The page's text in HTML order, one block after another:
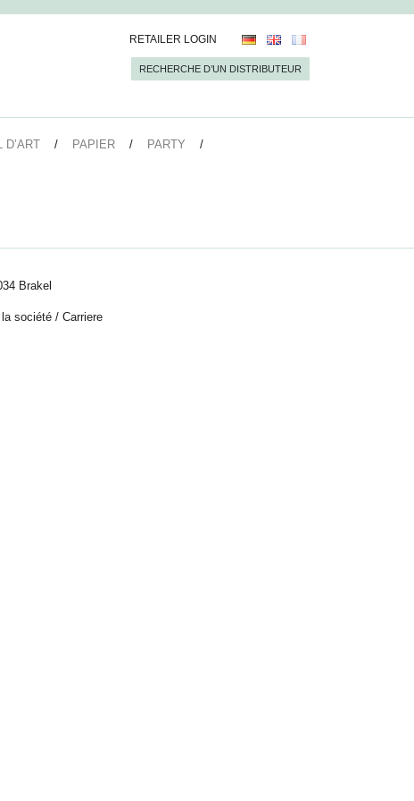
RETAILER LOGIN
RECHERCHE D’UN DISTRIBUTEUR
D’ART PAPIER PARTY
Brakel
société/ Carriere